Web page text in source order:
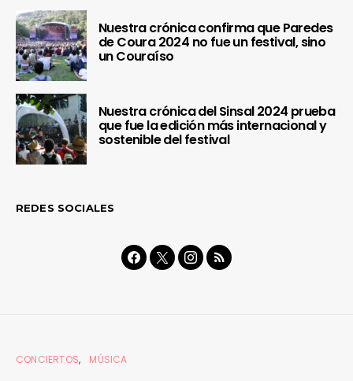
Nuestra crónica confirma que Paredes
de Coura 2024 no fue un festival, sino
un Couraíso
Nuestra crónica del Sinsal 2024 prueba
que fue la edición más internacional y
sostenible del festival
REDES SOCIALES
CONCIERTOS MÚSICA